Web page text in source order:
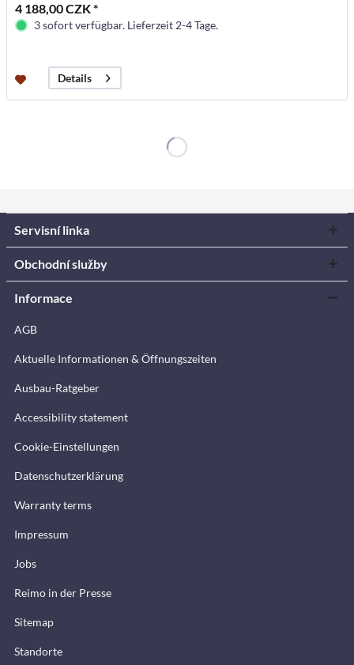
4 188,00 CZK *
3 sofort verfügbar. Lieferzeit 2-4 Tage.
Details
Servisní linka
Obchodní služby
Informace
AGB
Aktuelle Informationen & Öffnungszeiten
Ausbau-Ratgeber
Accessibility statement
Cookie-Einstellungen
Datenschutzerklärung
Warranty terms
Impressum
Jobs
Reimo in der Presse
Sitemap
Standorte